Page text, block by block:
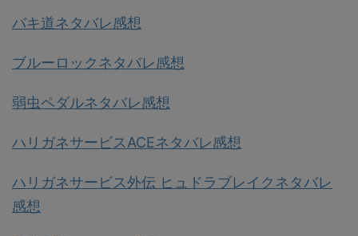
バキ道ネタバレ感想
ブルーロックネタバレ感想
弱虫ペダルネタバレ感想
ハリガネサービスACEネタバレ感想
ハリガネサービス外伝 ヒュドラブレイクネタバレ
感想